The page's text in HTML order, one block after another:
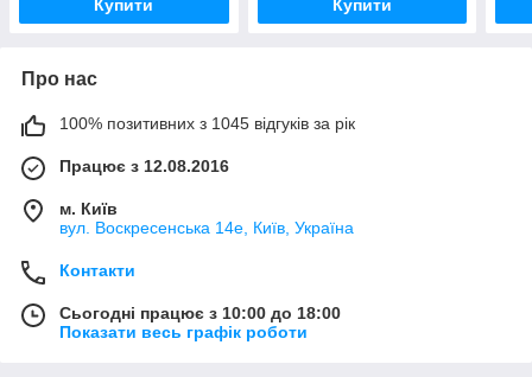
Купити Купити
Про нас
100% позитивних з 1045 відгуків за рік
Працює з 12.08.2016
м. Київ
вул. Воскресенська 14е, Київ, Україна
Контакти
Сьогодні працює з 10:00 до 18:00
Показати весь графік роботи